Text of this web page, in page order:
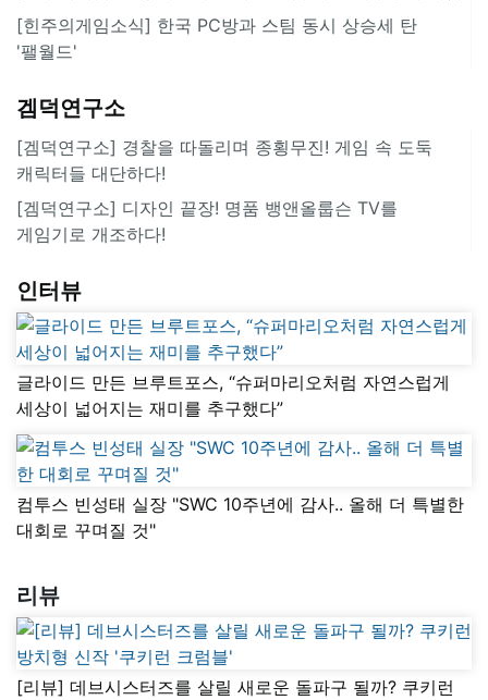
[힌주의게임소식] 한국 PC방과 스팀 동시 상승세 탄
'팰월드'
겜덕연구소
[겜덕연구소] 경찰을 따돌리며 종횡무진! 게임 속 도둑
캐릭터들 대단하다!
[겜덕연구소] 디자인 끝장! 명품 뱅앤올룹슨 TV를
게임기로 개조하다!
인터뷰
글라이드 만든 브루트포스, “슈퍼마리오처럼 자연스럽게
세상이 넓어지는 재미를 추구했다”
컴투스 빈성태 실장 "SWC 10주년에 감사.. 올해 더 특별한
대회로 꾸며질 것"
리뷰
[리뷰] 데브시스터즈를 살릴 새로운 돌파구 될까? 쿠키런